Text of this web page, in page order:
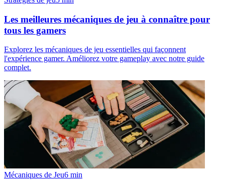
Les meilleures mécaniques de jeu à connaître pour
tous les gamers
Explorez les mécaniques de jeu essentielles qui façonnent
l'expérience gamer. Améliorez votre gameplay avec notre guide
complet.
Mécaniques de Jeu6 min